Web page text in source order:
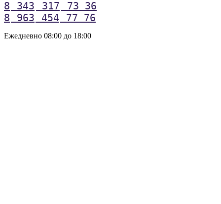
8
343 317
73 36
8
963 454 77 76
Ежедневно 08:00 до 18:00